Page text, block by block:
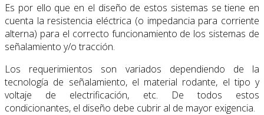
Es por ello que en el diseño de estos sistemas se tiene en
cuenta la resistencia eléctrica (o impedancia para corriente
alterna) para el correcto funcionamiento de los sistemas de
señalamiento y/o tracción.
Los requerimientos son variados dependiendo de la
tecnología de señalamiento, el material rodante, el tipo y
voltaje de electrificación, etc. De todos estos
condicionantes, el diseño debe cubrir al de mayor exigencia.